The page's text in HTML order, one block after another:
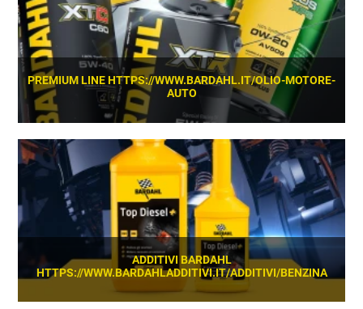
PREMIUM LINE HTTPS://WWW.BARDAHL.IT/OLIO-MOTORE-
AUTO
SCOPRI
ADDITIVI BARDAHL
HTTPS://WWW.BARDAHLADDITIVI.IT/ADDITIVI/BENZINA